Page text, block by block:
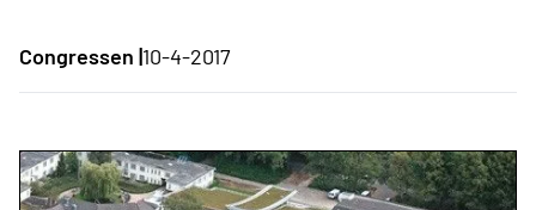
Congressen |10-4-2017